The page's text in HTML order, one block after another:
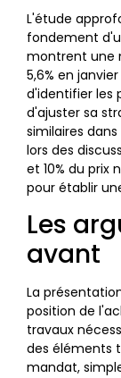
L'étude
fondement
montrent une
5,6% en
d'identifier les
d'ajuster sa
similaires
lors des
et 10% du prix
pour établir
Les
avant
La
position de
travaux
des éléments
mandat,